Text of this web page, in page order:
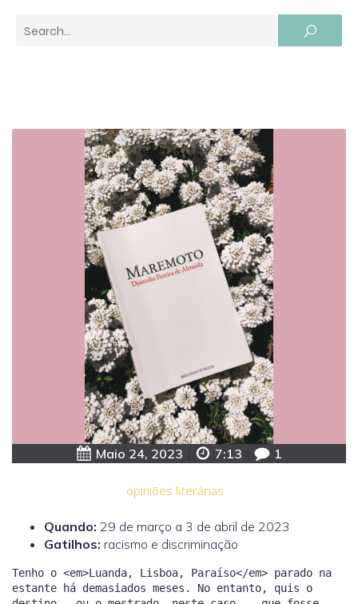
Maio 24, 2023 7:13 1
opiniões literárias
Quando: 29 de março a 3 de abril de 2023
Gatilhos: racismo e discriminação
Tenho o <em>Luanda, Lisboa, Paraíso</em> parado na
estante há demasiados meses. No entanto, quis o